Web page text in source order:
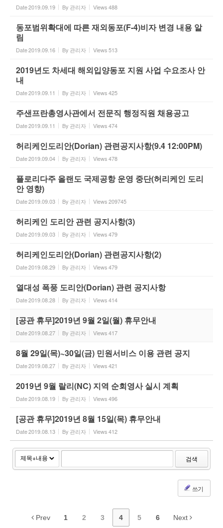
Date2019.09.19 By 관리자 Views488
동포범위확대에 따른 재외동포(F-4)비자 변경 내용 알
림
Date2019.09.16 By 관리자 Views513
2019년도 차세대 해외입양동포 지원 사업 수요조사 안
내
Date2019.09.11 By 관리자 Views425
주샌프란총영사관에서 전문직 행정직원 채용공고
Date2019.09.11 By 관리자 Views474
허리케인도리안(Dorian) 관련공지사항(9.4 12:00PM)
Date2019.09.04 By 관리자 Views478
플로리다주 올랜도 국제공항 운영 중단(허리케인 도리
안 영향)
Date2019.09.03 By 관리자 Views209745
허리케인 도리안 관련 공지사항(3)
Date2019.09.03 By 관리자 Views479
허리케인도리안(Dorian) 관련공지사항(2)
Date2019.08.29 By 관리자 Views479
열대성 폭풍 도리안(Dorian) 관련 공지사항
Date2019.08.28 By 관리자 Views414
[공관 휴무]2019년 9월 2일(월) 휴무안내
Date2019.08.27 By 관리자 Views417
8월 29일(목)~30일(금) 민원서비스 이용 관련 공지
Date2019.08.27 By 관리자 Views421
2019년 9월 랄리(NC) 지역 순회영사 실시 계획
Date2019.08.19 By 관리자 Views496
[공관 휴무]2019년 8월 15일(목) 휴무안내
Date2019.08.13 By 관리자 Views412
검색
쓰기
Prev 1 2 3 4 5 6 Next